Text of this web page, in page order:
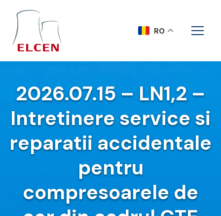
2026.07.15 – LN1,2 –
Intretinere service si
reparatii accidentale
pentru
compresoarele de
RO